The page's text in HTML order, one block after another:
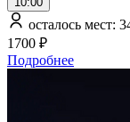
осталось мест:
1700 ₽
Подробнее